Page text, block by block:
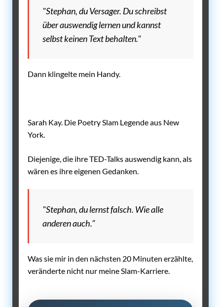
"Stephan, du Versager. Du schreibst
über auswendig lernen und kannst
selbst keinen Text behalten."
Dann klingelte mein Handy.
Sarah Kay. Die Poetry Slam Legende aus New
York.
Diejenige, die ihre TED-Talks auswendig kann, als
wären es ihre eigenen Gedanken.
"Stephan, du lernst falsch. Wie alle
anderen auch."
Was sie mir in den nächsten 20 Minuten erzählte,
veränderte nicht nur meine Slam-Karriere.